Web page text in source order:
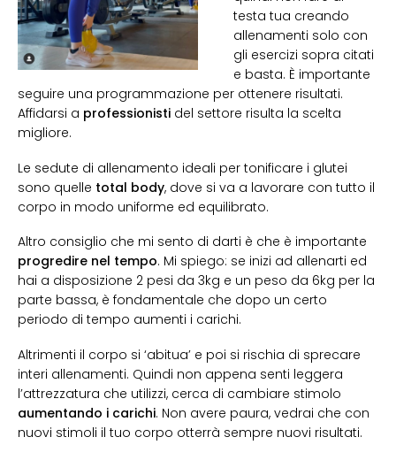
testa tua creando
allenamenti solo con
gli esercizi sopra citati
e basta. È importante
seguire una programmazione per ottenere risultati.
Affidarsi a professionisti del settore risulta la scelta
migliore.
Le sedute di allenamento ideali per tonificare i glutei
sono quelle total body, dove si va a lavorare con tutto il
corpo in modo uniforme ed equilibrato.
Altro consiglio che mi sento di darti è che è importante
progredire nel tempo. Mi spiego: se inizi ad allenarti ed
hai a disposizione 2 pesi da 3kg e un peso da 6kg per la
parte bassa, è fondamentale che dopo un certo
periodo di tempo aumenti i carichi.
Altrimenti il corpo si ‘abitua’ e poi si rischia di sprecare
interi allenamenti. Quindi non appena senti leggera
l’attrezzatura che utilizzi, cerca di cambiare stimolo
aumentando i carichi. Non avere paura, vedrai che con
nuovi stimoli il tuo corpo otterrà sempre nuovi risultati.